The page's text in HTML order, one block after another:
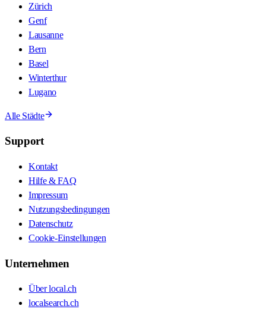
Zürich
Genf
Lausanne
Bern
Basel
Winterthur
Lugano
Alle Städte
Support
Kontakt
Hilfe & FAQ
Impressum
Nutzungsbedingungen
Datenschutz
Cookie-Einstellungen
Unternehmen
Über local.ch
localsearch.ch